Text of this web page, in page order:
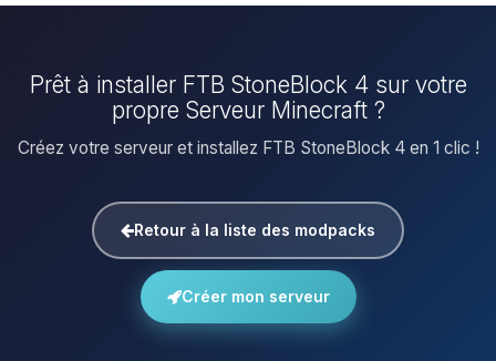
Prêt à installer FTB StoneBlock 4 sur votre
propre Serveur Minecraft ?
Créez votre serveur et installez FTB StoneBlock 4 en 1 clic !
Retour à la liste des modpacks
Créer mon serveur